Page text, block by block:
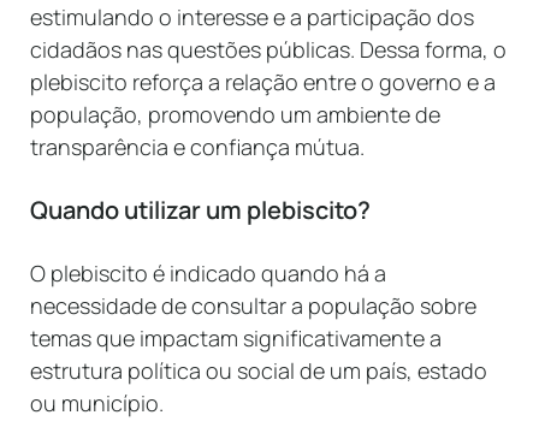
estimulando o interesse e a participação dos
cidadãos nas questões públicas. Dessa forma, o
plebiscito reforça a relação entre o governo e a
população, promovendo um ambiente de
transparência e confiança mútua.
Quando utilizar um plebiscito?
O plebiscito é indicado quando há a
necessidade de consultar a população sobre
temas que impactam significativamente a
estrutura política ou social de um país, estado
ou município.